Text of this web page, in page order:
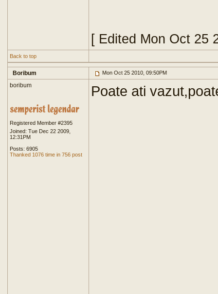
[ Edited Mon Oct 25
Back to top
Boribum Mon Oct 25 2010, 09:50PM
boribum
Registered Member #2395
Joined: Tue Dec 22 2009,
12:31PM
Posts: 6905
Thanked 1076 time in 756 post
Poate ati